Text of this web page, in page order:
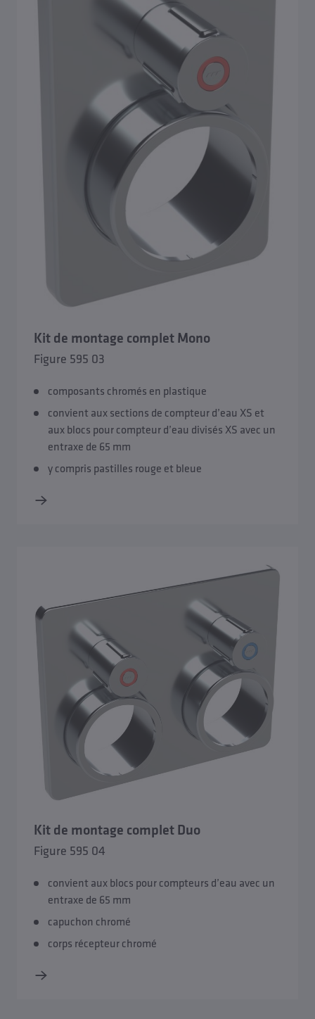
Kit de montage complet Mono
Figure 595 03
composants chromés en plastique
convient aux sections de compteur d’eau XS et
aux blocs pour compteur d’eau divisés XS avec un
entraxe de 65 mm
y compris pastilles rouge et bleue
Kit de montage complet Duo
Figure 595 04
convient aux blocs pour compteurs d’eau avec un
entraxe de 65 mm
capuchon chromé
corps récepteur chromé